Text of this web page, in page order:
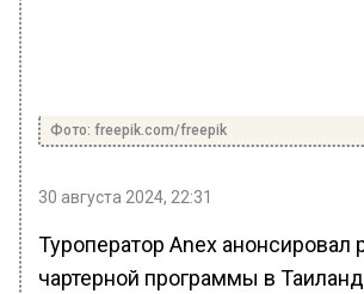
Фото: freepik.com/freepik
30 августа 2024, 22:31
Туроператор Anex анонсировал
чартерной программы в